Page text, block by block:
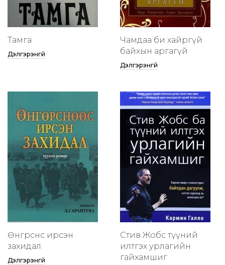
Тамга
Дэлгэрэнгүй
Чамдаа би хайргүй
байхын аргагүй
Дэлгэрэнгүй
Өнгөрснөөс ирсэн
захидал
Дэлгэрэнгүй
Стив Жобс түүний
илтгэх урлагийн
гайхамшиг